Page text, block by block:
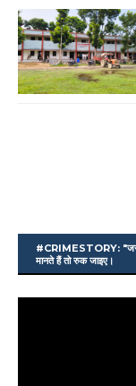
#CRIMESTORY: "जर,
मानते हैं तो रुक जाइए।